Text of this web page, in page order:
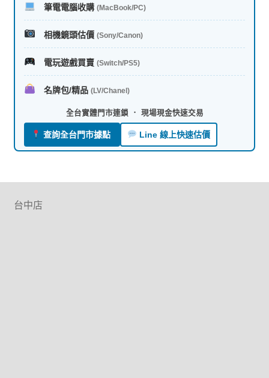
筆電電腦收購 (MacBook/PC)
相機鏡頭估價 (Sony/Canon)
電玩遊戲買賣 (Switch/PS5)
名牌包/精品 (LV/Chanel)
全台實體門市連鎖 ． 現場現金快速交易
查詢全台門市據點 Line 線上快速估價
台中店